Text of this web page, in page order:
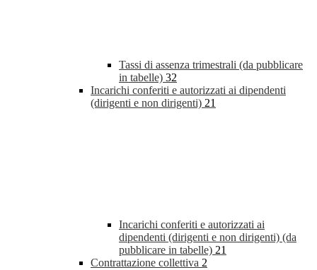
Tassi di assenza trimestrali (da pubblicare
in tabelle) 32
Incarichi conferiti e autorizzati ai dipendenti
(dirigenti e non dirigenti) 21
Incarichi conferiti e autorizzati ai
dipendenti (dirigenti e non dirigenti) (da
pubblicare in tabelle) 21
Contrattazione collettiva 2